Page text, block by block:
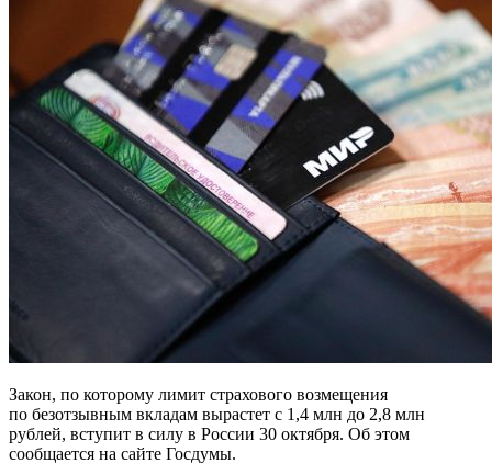
Закон, по которому лимит страхового возмещения
по безотзывным вкладам вырастет с 1,4 млн до 2,8 млн
рублей, вступит в силу в России 30 октября. Об этом
сообщается на сайте Госдумы.